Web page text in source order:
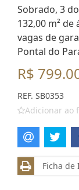
Sobrado, 3
132,00 m²
vagas de
Pontal do
R$
REF. SB0353
Adicionar ao
Ficha de